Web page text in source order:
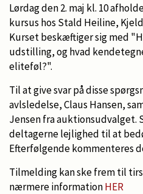
Lørdag den 2. maj kl. 10
kursus hos Stald Heiline,
Kurset beskæftiger sig med
udstilling, og hvad
eliteføl?".
Til at give svar på disse
avlsledelse, Claus Hansen,
Jensen fra auktionsudvalget.
deltagerne lejlighed til at
Efterfølgende kommenteres
Tilmelding kan ske frem til
nærmere informationHER